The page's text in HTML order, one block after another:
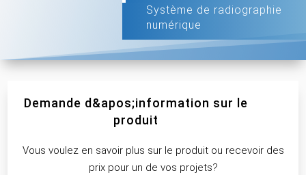
Système de radiographie
numérique
Demande d&apos;information sur le
produit
Vous voulez en savoir plus sur le produit ou recevoir des
prix pour un de vos projets?